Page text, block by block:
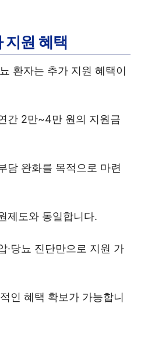
지원 혜택
환자는 추가 지원 혜택이
간 2만~4만 원의 지원금
담 완화를 목적으로 마련
제도와 동일합니다.
·당뇨 진단만으로 지원 가
인 혜택 확보가 가능합니